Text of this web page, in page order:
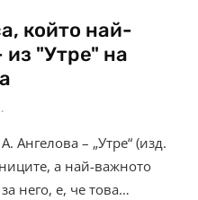
който най-
"Утре" на
Ангелова – „Утре“ (изд.
а най-важното
него, е, че това…